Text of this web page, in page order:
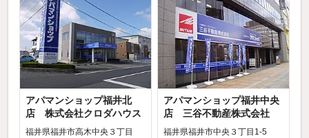
アパマンショップ福井北
店 株式会社クロダハウス
福井県福井市高木中央３丁目
アパマンショップ福井中央
店 三谷不動産株式会社
福井県福井市中央３丁目1-5